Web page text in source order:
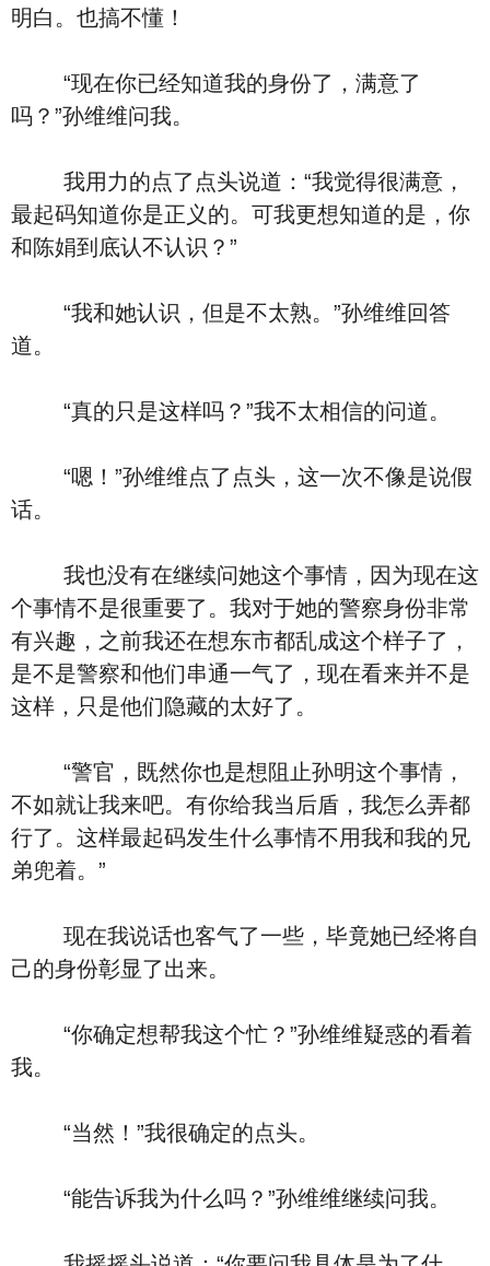
明白。也搞不懂！
“现在你已经知道我的身份了，满意了
吗？”孙维维问我。
我用力的点了点头说道：“我觉得很满意，
最起码知道你是正义的。可我更想知道的是，你
和陈娟到底认不认识？”
“我和她认识，但是不太熟。”孙维维回答
道。
“真的只是这样吗？”我不太相信的问道。
“嗯！”孙维维点了点头，这一次不像是说假
话。
我也没有在继续问她这个事情，因为现在这
个事情不是很重要了。我对于她的警察身份非常
有兴趣，之前我还在想东市都乱成这个样子了，
是不是警察和他们串通一气了，现在看来并不是
这样，只是他们隐藏的太好了。
“警官，既然你也是想阻止孙明这个事情，
不如就让我来吧。有你给我当后盾，我怎么弄都
行了。这样最起码发生什么事情不用我和我的兄
弟兜着。”
现在我说话也客气了一些，毕竟她已经将自
己的身份彰显了出来。
“你确定想帮我这个忙？”孙维维疑惑的看着
我。
“当然！”我很确定的点头。
“能告诉我为什么吗？”孙维维继续问我。